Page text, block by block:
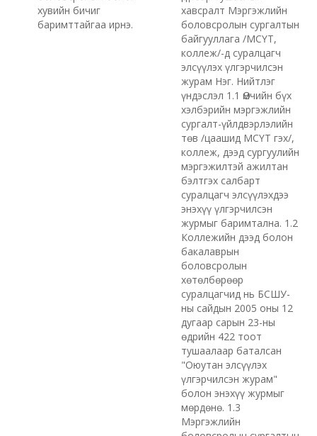
хувийн бичиг
баримттайгаа ирнэ.
хавсралт Мэргэжлийн
боловсролын сургалтын
байгууллага /МСҮТ,
коллеж/-д суралцагч
элсүүлэх үлгэрчилсэн
журам Нэг. Нийтлэг
үндэслэл 1.1 Өмчийн бүх
хэлбэрийн мэргэжлийн
сургалт-үйлдвэрлэлийн
төв /цаашид МСҮТ гэх/,
коллеж, дээд сургуулийн
мэргэжилтэй ажилтан
бэлтгэх салбарт
суралцагч элсүүлэхдээ
энэхүү үлгэрчилсэн
журмыг баримтална. 1.2
Коллежийн дээд болон
бакалаврын
боловсролын
хөтөлбөрөөр
суралцагчид нь БСШУ-
ны сайдын 2005 оны 12
дугаар сарын 23-ны
өдрийн 422 тоот
тушаалаар баталсан
"Оюутан элсүүлэх
үлгэрчилсэн журам"
болон энэхүү журмыг
мөрдөнө. 1.3
Мэргэжлийн